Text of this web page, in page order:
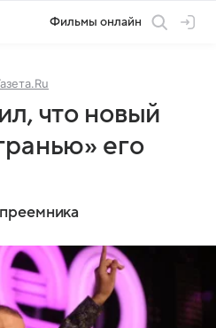
Фильмы онлайн
что новый
его